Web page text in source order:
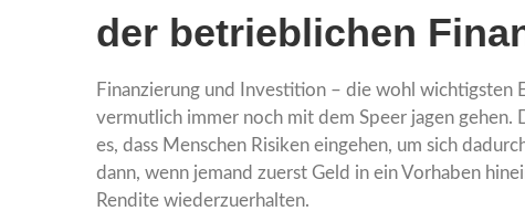
der betrieblichen
Finanzierung und Investition – die wohl
vermutlich immer noch mit dem Speer jagen
es, dass Menschen Risiken eingehen, um sich
dann, wenn jemand zuerst Geld in ein Vorhaben
Rendite wiederzuerhalten.